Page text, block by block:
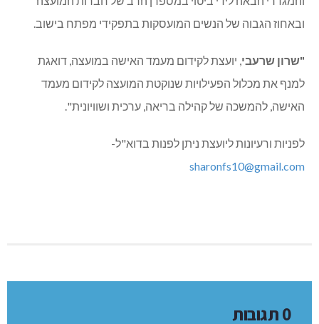
ובאחוז הגבוה של הנשים המועסקות בתפקידי מפתח בישוב.
"שרון שרעבי , יועצת לקידום מעמד האישה במועצה, דואגת
למנף את מכלול הפעילויות שנוקטת המועצה לקידום מעמד
האישה, להמשכה של קהילה בריאה, ערכית ושוויונית"
לפניות ורעיונות ליועצת ניתן לפנות בדוא"ל-
sharonfs10@gmail.com
0 תגובות